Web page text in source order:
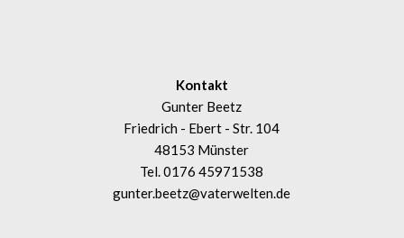
Kontakt
Gunter Beetz
Friedrich - Ebert - Str. 104
48153 Münster
Tel. 0176 45971538
gunter.beetz@vaterwelten.de